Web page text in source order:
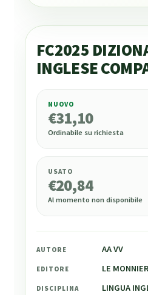
FC2025
INGLESE
31,10
NUOVO
€31,10
Ordinabile su richiesta
USATO
€20,84
Al momento non disponibile
AUTORE AA VV
EDITORE LE MONNIER
DISCIPLINA LINGUA